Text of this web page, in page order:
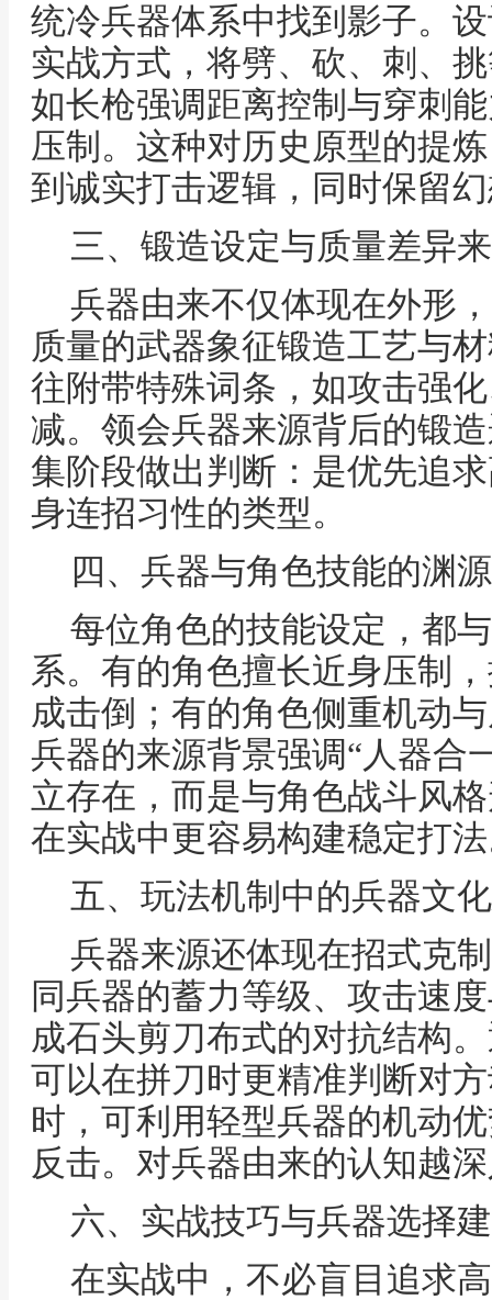
统冷兵器体系中找到影子。
实战方式，将劈、砍、刺、
如长枪强调距离控制与穿刺
压制。这种对历史原型的提
到诚实打击逻辑，同时保留
三、锻造设定与质量差异
兵器由来不仅体现在外形
质量的武器象征锻造工艺与
往附带特殊词条，如攻击强
减。领会兵器来源背后的锻
集阶段做出判断：是优先追
身连招习性的类型。
四、兵器与角色技能的渊
每位角色的技能设定，都
系。有的角色擅长近身压制
成击倒；有的角色侧重机动
兵器的来源背景强调“人器合
立存在，而是与角色战斗风
在实战中更容易构建稳定打
五、玩法机制中的兵器文
兵器来源还体现在招式克
同兵器的蓄力等级、攻击速
成石头剪刀布式的对抗结构
可以在拼刀时更精准判断对
时，可利用轻型兵器的机动
反击。对兵器由来的认知越
六、实战技巧与兵器选择
在实战中，不必盲目追求